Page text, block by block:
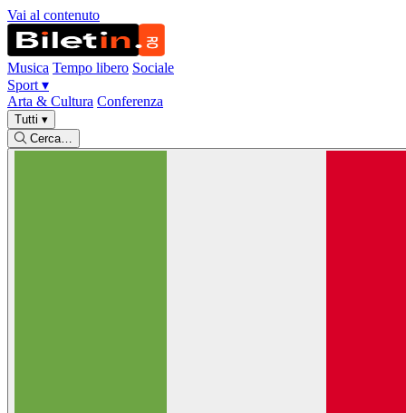
Vai al contenuto
Musica Tempo libero Sociale
Sport ▾
Arta & Cultura Conferenza
Tutti ▾
Cerca…